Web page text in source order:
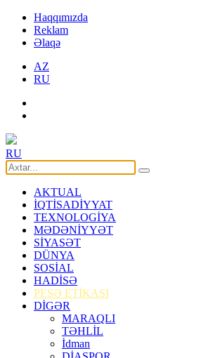
Haqqımızda
Reklam
Əlaqə
AZ
RU
RU
AKTUAL
İQTİSADİYYAT
TEXNOLOGİYA
MƏDƏNİYYƏT
SİYASƏT
DÜNYA
SOSİAL
HADİSƏ
PEŞƏ ETİKASI
DİGƏR
MARAQLI
TƏHLİL
İdman